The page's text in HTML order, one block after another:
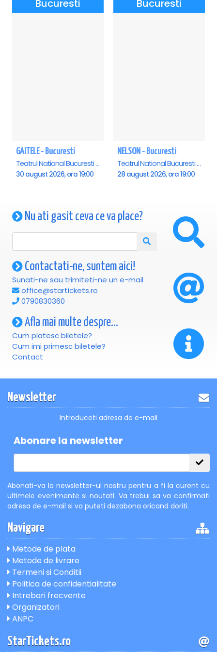
Bucuresti
GAITELE - Bucuresti
Teatrul National Bucuresti - Sala Ion Caramitru, Bucuresti
30 august 2026, ora 19:00
Bucuresti
NELSON - Bucuresti
Teatrul National Bucuresti - Sala Ion Caramitru, Bucuresti
28 august 2026, ora 19:00
Nu ati gasit ceva ce va place?
Contactati-ne, suntem aici!
Sunati-ne sau trimiteti-ne un e-mail
office@startickets.ro
0790830360
Afla mai multe despre...
Cum platesc biletele?
Cum imi primesc biletele?
Contact
Newsletter
Introduceti adresa de e-mail
Abonare la newsletter
Abonati-va la newsletter-ul nostru pentru a fi la curent cu
ultimele evenimente si noutati. Va trebui sa va confirmati
adresa de e-mail si va puteti dezabona oricand doriti.
Navigare
Metode de plata
Metode de livrare
Termeni si Conditii
Politica de confidentialitate
Intrebari frecvente
Organizatori
ANPC
StarTickets.ro